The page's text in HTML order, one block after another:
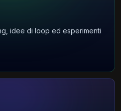
idee di loop ed esperimenti